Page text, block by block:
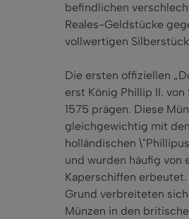
befindlichen
Reales-Geldstücke
vollwertigen
Die ersten offiziellen
erst König Phillip II. von
1575 prägen. Diese
gleichgewichtig mit den
holländischen
und wurden häufig von
Kaperschiffen
Grund verbreiteten
Münzen in den